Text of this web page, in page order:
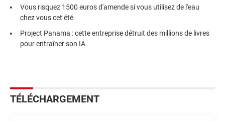
Vous risquez 1500 euros d'amende si vous utilisez de l'eau
chez vous cet été
Project Panama : cette entreprise détruit des millions de livres
pour entraîner son IA
TÉLÉCHARGEMENT